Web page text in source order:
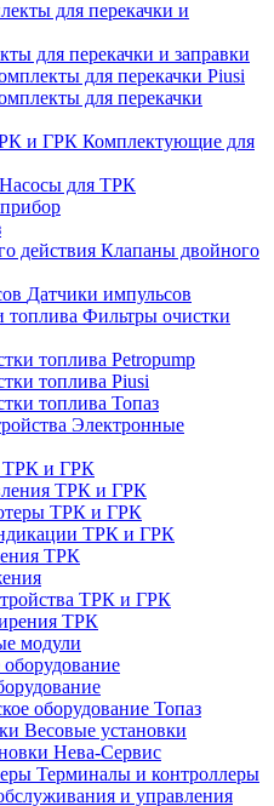
для перекачки и заправки
для перекачки Piusi
для перекачки
Комплектующие для
Насосы для ТРК
Клапаны двойного
Датчики импульсов
Фильтры очистки
топлива Petropump
топлива Piusi
топлива Топаз
Электронные
ТРК и ГРК
ТРК и ГРК
ТРК и ГРК
ТРК и ГРК
ТРК
ТРК и ГРК
ТРК
модули
оборудование Топаз
Весовые установки
Нева-Сервис
Терминалы и контроллеры